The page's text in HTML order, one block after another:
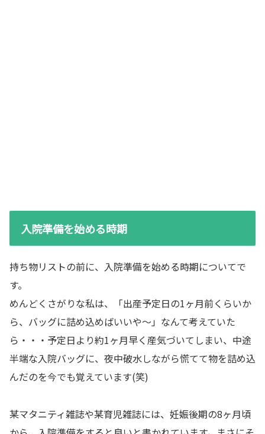
入院準備を始める時期
持ち物リストの前に、入院準備を始める時期についてで
す。
めんどくさがりな私は、「出産予定日の1ヶ月前くらいか
ら、バッグに詰め込めばいいや～」なんて考えていた
ら・・・予定日より約1ヶ月早く産気づいてしまい、中途
半端な入院バッグに、夜中破水しながら慌てて物を詰め込
んだのを今でも覚えています(笑)
某マタニティ雑誌や某育児雑誌には、妊娠後期の8ヶ月頃